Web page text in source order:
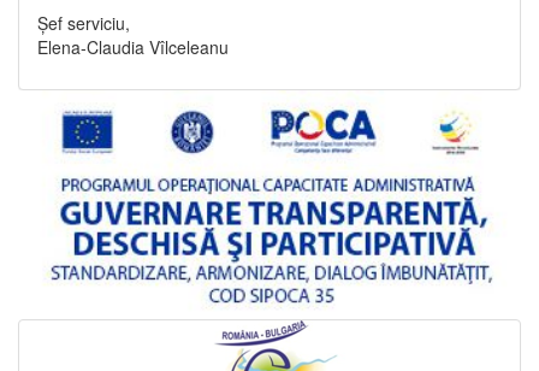
Șef serviciu,
Elena-Claudia Vîlceleanu